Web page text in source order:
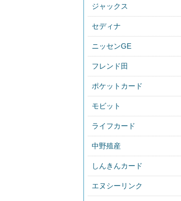
ジャックス
セディナ
ニッセンGE
フレンド田
ポケットカード
モビット
ライフカード
中野殖産
しんきんカード
エヌシーリンク